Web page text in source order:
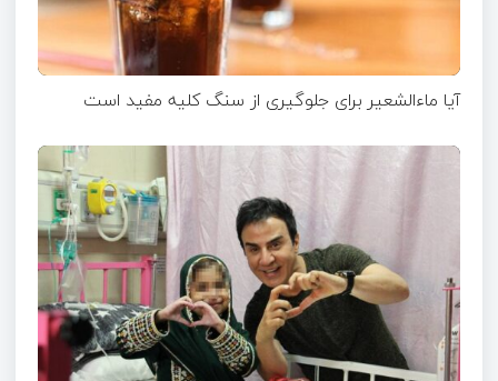
آیا ماءالشعیر برای جلوگیری از سنگ کلیه مفید است